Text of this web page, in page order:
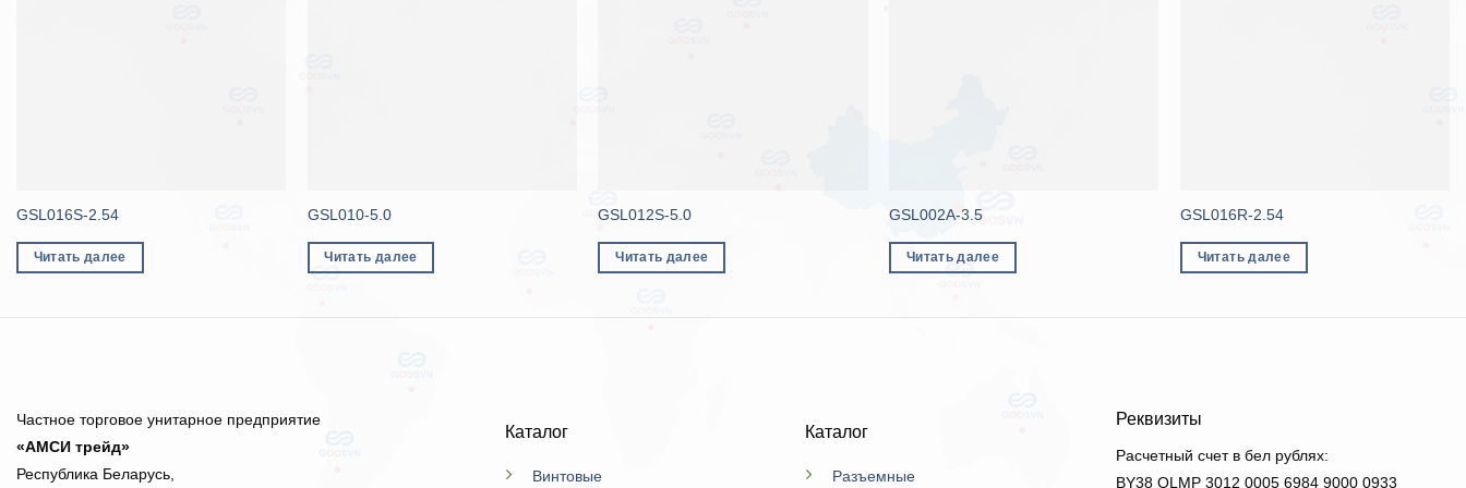
GSL016S-2.54
Читать далее
GSL010-5.0
Читать далее
GSL012S-5.0
Читать далее
GSL002A-3.5
Читать далее
GSL016R-2.54
Читать далее
Частное торговое унитарное предприятие
«АМСИ трейд»
Республика Беларусь,
Каталог
Винтовые
Каталог
Разъемные
Реквизиты
Расчетный счет в бел рублях:
BY38 OLMP 3012 0005 6984 9000 0933